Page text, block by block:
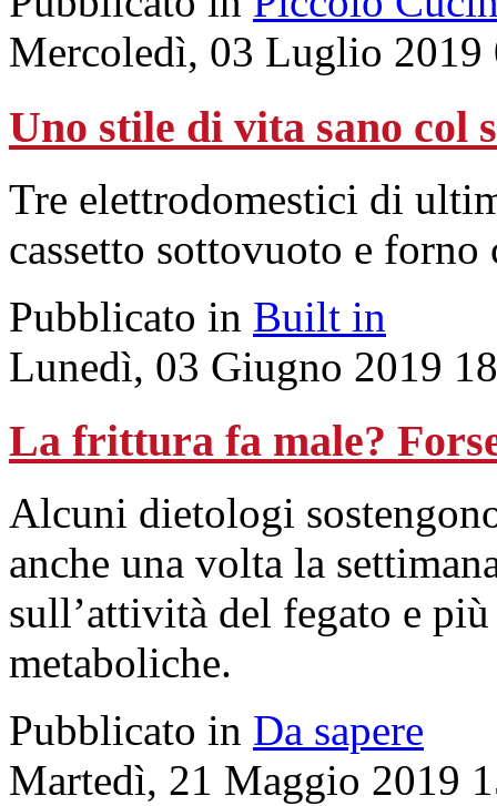
Mercoledì, 03 Luglio 2019
Uno stile di vita sano col
Tre elettrodomestici di
cassetto sottovuoto e forno
Pubblicato in Built in
Lunedì, 03 Giugno 2019
La frittura fa male?
Alcuni dietologi
anche una volta la
sull’attività del fegato e
metaboliche.
Pubblicato in Da sapere
Martedì, 21 Maggio 2019